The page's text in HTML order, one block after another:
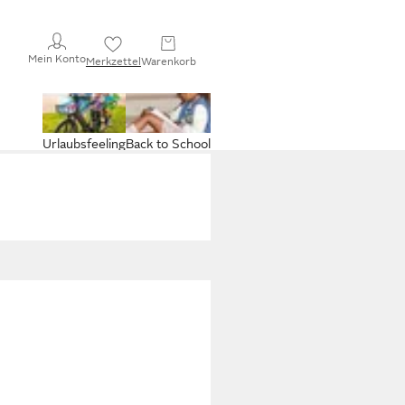
Mein KontoMerkzettelWarenkorb
Back to School
Urlaubsfeeling